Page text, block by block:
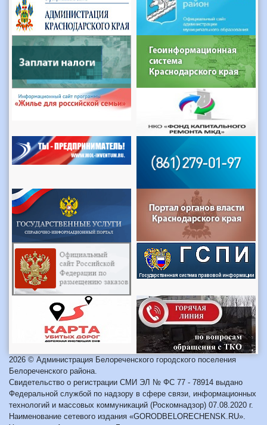
2026 © Администрация Белореченского городского поселения
Белореченского района.
Свидетельство о регистрации СМИ ЭЛ № ФС 77 - 78914 выдано
Федеральной службой по надзору в сфере связи, информационных
технологий и массовых коммуникаций (Роскомнадзор) 07.08.2020 г.
Наименование сетевого издания «GORODBELORECHENSK.RU».